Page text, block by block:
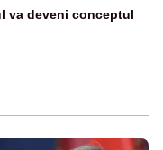
va deveni conceptul